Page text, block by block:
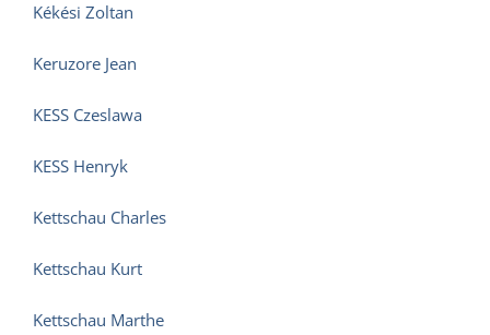
Kékési Zoltan
Keruzore Jean
KESS Czeslawa
KESS Henryk
Kettschau Charles
Kettschau Kurt
Kettschau Marthe